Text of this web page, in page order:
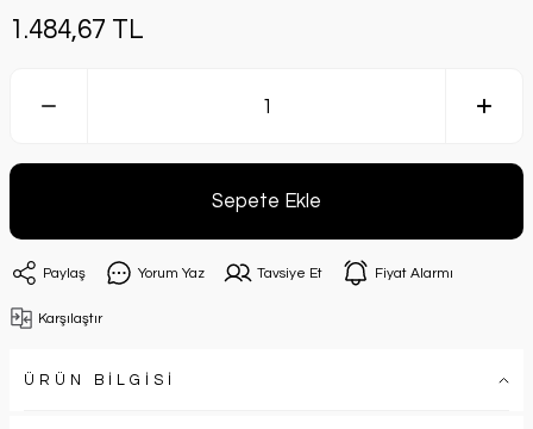
1.484,67 TL
Sepete Ekle
Paylaş Yorum Yaz Tavsiye Et Fiyat Alarmı
Karşılaştır
ÜRÜN BİLGİSİ